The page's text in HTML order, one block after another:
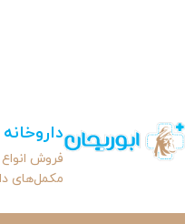
مکمل‌های